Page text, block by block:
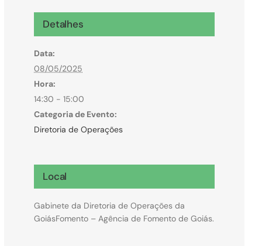
Microcrédito
Para MEI, microempresas e pessoas físicas
(feirantes e transportes)
Detalhes
Data:
08/05/2025
Hora:
14:30 - 15:00
Categoria de Evento:
Diretoria de Operações
Local
Gabinete da Diretoria de Operações da
GoiásFomento – Agência de Fomento de Goiás.